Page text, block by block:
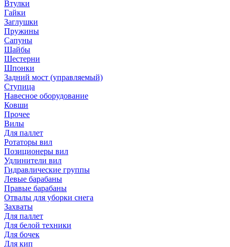
Втулки
Гайки
Заглушки
Пружины
Сапуны
Шайбы
Шестерни
Шпонки
Задний мост (управляемый)
Ступица
Навесное оборудование
Ковши
Прочее
Вилы
Для паллет
Ротаторы вил
Позиционеры вил
Удлинители вил
Гидравлические группы
Левые барабаны
Правые барабаны
Отвалы для уборки снега
Захваты
Для паллет
Для белой техники
Для бочек
Для кип